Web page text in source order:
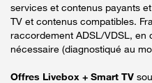
services et contenus payants
TV et contenus compatibles.
raccordement ADSL/VDSL,
nécessaire (diagnostiqué au
Offres Livebox + Smart TV